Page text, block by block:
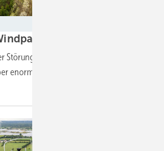
Störungen verlor der deutsche Zubau an
enorme Projekte. Die Turbinenbauer